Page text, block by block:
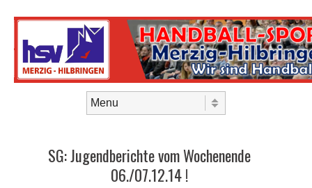
SG: Jugendberichte vom Wochenende
06./07.12.14 !